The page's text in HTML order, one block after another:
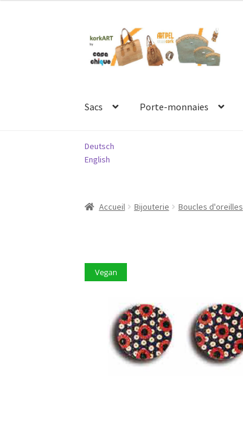
la
au
contenu
Sacs Porte-monnaies
Deutsch
English
Accueil Bijouterie Boucles d'oreilles
Vegan